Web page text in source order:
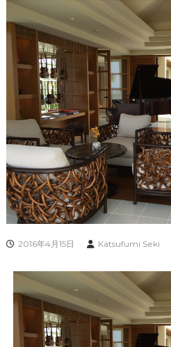
2016年4月15日 Katsufumi Seki